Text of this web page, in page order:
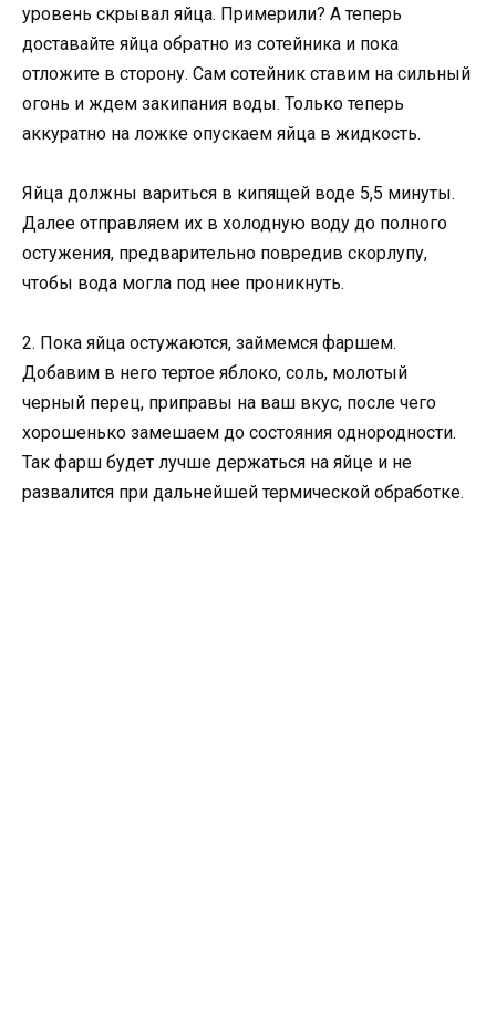
уровень скрывал яйца. Примерили? А теперь
доставайте яйца обратно из сотейника и пока
отложите в сторону. Сам сотейник ставим на сильный
огонь и ждем закипания воды. Только теперь
аккуратно на ложке опускаем яйца в жидкость.
Яйца должны вариться в кипящей воде 5,5 минуты.
Далее отправляем их в холодную воду до полного
остужения, предварительно повредив скорлупу,
чтобы вода могла под нее проникнуть.
2. Пока яйца остужаются, займемся фаршем.
Добавим в него тертое яблоко, соль, молотый
черный перец, приправы на ваш вкус, после чего
хорошенько замешаем до состояния однородности.
Так фарш будет лучше держаться на яйце и не
развалится при дальнейшей термической обработке.